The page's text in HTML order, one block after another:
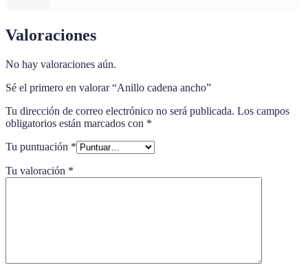
Valoraciones
No hay valoraciones aún.
Sé el primero en valorar “Anillo cadena ancho”
Tu dirección de correo electrónico no será publicada. Los campos
obligatorios están marcados con *
Tu puntuación *
Tu valoración *